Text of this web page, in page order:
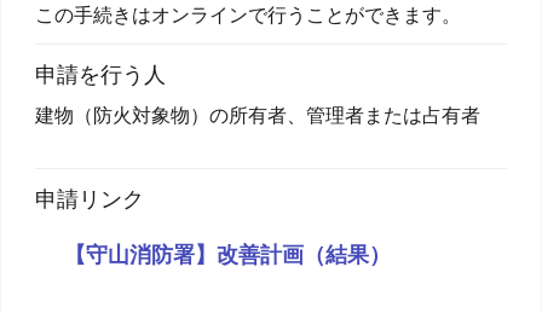
この手続きはオンラインで行うことができます。
申請を行う人
建物（防火対象物）の所有者、管理者または占有者
申請リンク
【守山消防署】改善計画（結果）